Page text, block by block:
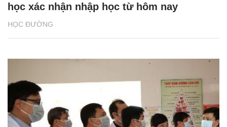
HỌC ĐƯỜNG
học xác nhận nhập học từ hôm nay